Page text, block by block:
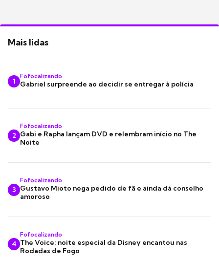
Mais lidas
1
Fofocalizando
Gabriel surpreende ao decidir se entregar à polícia
2
Fofocalizando
Gabi e Rapha lançam DVD e relembram início no The
Noite
3
Fofocalizando
Gustavo Mioto nega pedido de fã e ainda dá conselho
amoroso
4
Fofocalizando
The Voice: noite especial da Disney encantou nas
Rodadas de Fogo